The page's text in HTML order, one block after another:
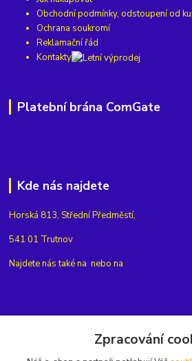
Obchodní podmínky, odstoupení od
Ochrana soukromí
Reklamační řád
Kontakty
Platební brána ComGate
Kde nás najdete
Horská 813, Střední Předměstí,
541 01 Trutnov
Najdete nás také na nebo na
Zpracování